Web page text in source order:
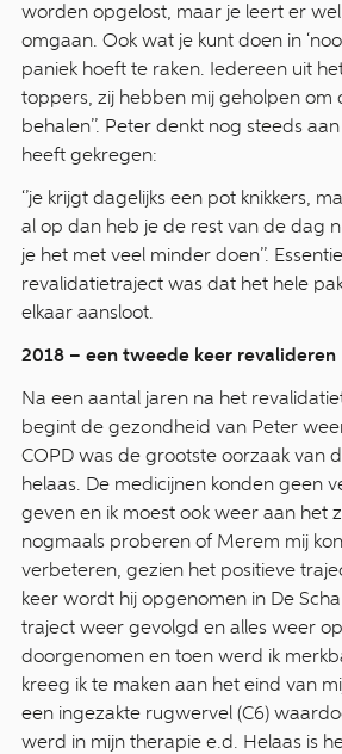
worden opgelost, maar je leert er
omgaan. Ook wat je kunt doen in
paniek hoeft te raken. Iedereen uit
toppers, zij hebben mij geholpen om
behalen’’. Peter denkt nog steeds
heeft gekregen:
‘’je krijgt dagelijks een pot knikkers,
al op dan heb je de rest van de dag
je het met veel minder doen’’.
revalidatietraject was dat het hele
elkaar aansloot.
2018 – een tweede keer revalideren
Na een aantal jaren na het
begint de gezondheid van Peter weer
COPD was de grootste oorzaak van
helaas. De medicijnen konden geen
geven en ik moest ook weer aan het
nogmaals proberen of Merem mij
verbeteren, gezien het positieve
keer wordt hij opgenomen in De
traject weer gevolgd en alles weer
doorgenomen en toen werd ik
kreeg ik te maken aan het eind van
een ingezakte rugwervel (C6)
werd in mijn therapie e.d. Helaas is